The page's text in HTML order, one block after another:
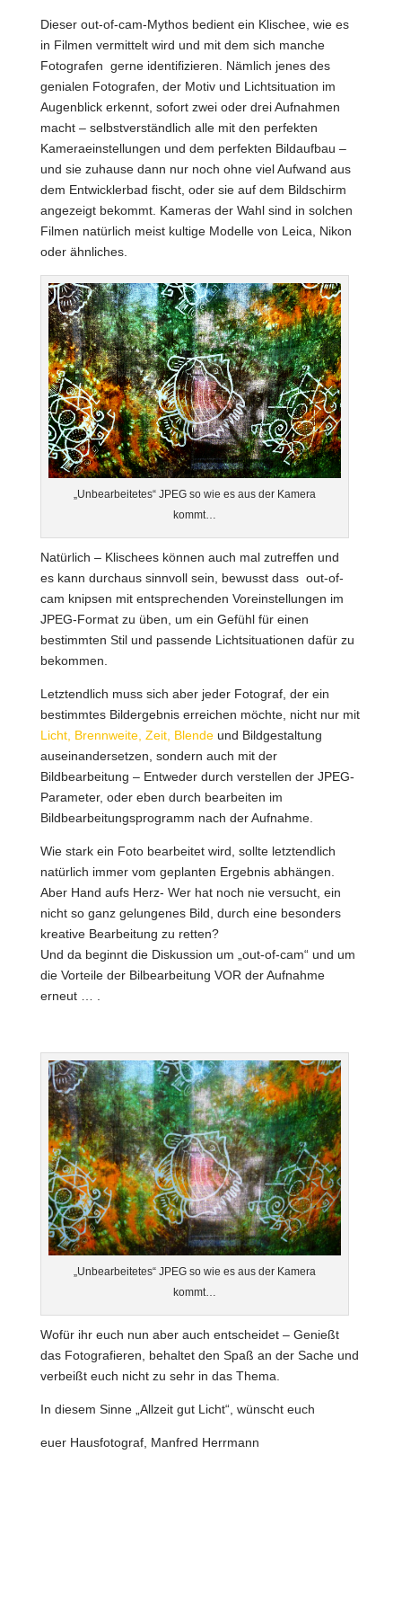
Dieser out-of-cam-Mythos bedient ein Klischee, wie es
in Filmen vermittelt wird und mit dem sich manche
Fotografen gerne identifizieren. Nämlich jenes des
genialen Fotografen, der Motiv und Lichtsituation im
Augenblick erkennt, sofort zwei oder drei Aufnahmen
macht – selbstverständlich alle mit den perfekten
Kameraeinstellungen und dem perfekten Bildaufbau –
und sie zuhause dann nur noch ohne viel Aufwand aus
dem Entwicklerbad fischt, oder sie auf dem Bildschirm
angezeigt bekommt. Kameras der Wahl sind in solchen
Filmen natürlich meist kultige Modelle von Leica, Nikon
oder ähnliches.
„Unbearbeitetes“ JPEG so wie es aus der Kamera
kommt…
Natürlich – Klischees können auch mal zutreffen und
es kann durchaus sinnvoll sein, bewusst dass out-of-
cam knipsen mit entsprechenden Voreinstellungen im
JPEG-Format zu üben, um ein Gefühl für einen
bestimmten Stil und passende Lichtsituationen dafür zu
bekommen.
Letztendlich muss sich aber jeder Fotograf, der ein
bestimmtes Bildergebnis erreichen möchte, nicht nur mit
Licht, Brennweite, Zeit, Blendeund Bildgestaltung
auseinandersetzen, sondern auch mit der
Bildbearbeitung – Entweder durch verstellen der JPEG-
Parameter, oder eben durch bearbeiten im
Bildbearbeitungsprogramm nach der Aufnahme.
Wie stark ein Foto bearbeitet wird, sollte letztendlich
natürlich immer vom geplanten Ergebnis abhängen.
Aber Hand aufs Herz- Wer hat noch nie versucht, ein
nicht so ganz gelungenes Bild, durch eine besonders
kreative Bearbeitung zu retten?
Und da beginnt die Diskussion um „out-of-cam“ und um
die Vorteile der Bilbearbeitung VOR der Aufnahme
erneut … .
„Unbearbeitetes“ JPEG so wie es aus der Kamera
kommt…
Wofür ihr euch nun aber auch entscheidet – Genießt
das Fotografieren, behaltet den Spaß an der Sache und
verbeißt euch nicht zu sehr in das Thema.
In diesem Sinne „Allzeit gut Licht“, wünscht euch
euer Hausfotograf, Manfred Herrmann